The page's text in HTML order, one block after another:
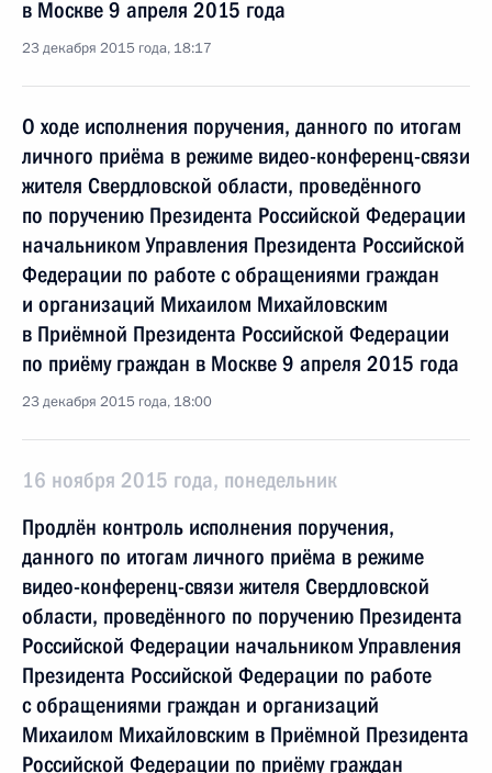
в Москве 9 апреля 2015 года
23 декабря 2015 года, 18:17
О ходе исполнения поручения, данного по итогам
личного приёма в режиме видео-конференц-связи
жителя Свердловской области, проведённого
по поручению Президента Российской Федерации
начальником Управления Президента Российской
Федерации по работе с обращениями граждан
и организаций Михаилом Михайловским
в Приёмной Президента Российской Федерации
по приёму граждан в Москве 9 апреля 2015 года
23 декабря 2015 года, 18:00
16 ноября 2015 года, понедельник
Продлён контроль исполнения поручения,
данного по итогам личного приёма в режиме
видео-конференц-связи жителя Свердловской
области, проведённого по поручению Президента
Российской Федерации начальником Управления
Президента Российской Федерации по работе
с обращениями граждан и организаций
Михаилом Михайловским в Приёмной Президента
Российской Федерации по приёму граждан